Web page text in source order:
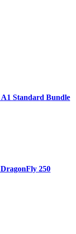
Standard Bundle
250